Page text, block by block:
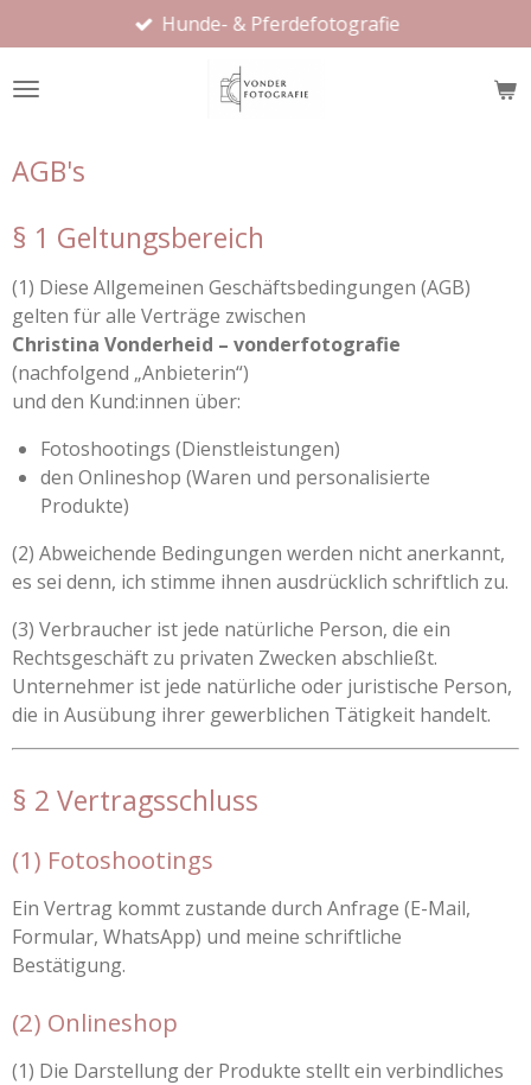
Hauptinhalt
springen
Hunde- & Pferdefotografie
AGB's
§ 1 Geltungsbereich
(1) Diese Allgemeinen Geschäftsbedingungen (AGB)
gelten für alle Verträge zwischen
Christina Vonderheid – vonderfotografie
(nachfolgend „Anbieterin“)
und den Kund:innen über:
Fotoshootings (Dienstleistungen)
den Onlineshop (Waren und personalisierte
Produkte)
(2) Abweichende Bedingungen werden nicht anerkannt,
es sei denn, ich stimme ihnen ausdrücklich schriftlich zu.
(3) Verbraucher ist jede natürliche Person, die ein
Rechtsgeschäft zu privaten Zwecken abschließt.
Unternehmer ist jede natürliche oder juristische Person,
die in Ausübung ihrer gewerblichen Tätigkeit handelt.
§ 2 Vertragsschluss
(1) Fotoshootings
Ein Vertrag kommt zustande durch Anfrage (E-Mail,
Formular, WhatsApp) und meine schriftliche
Bestätigung.
(2) Onlineshop
(1) Die Darstellung der Produkte stellt ein verbindliches